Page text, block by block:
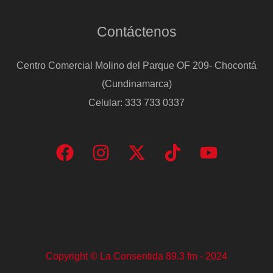
Contáctenos
Centro Comercial Molino del Parque OF 209- Chocontá
(Cundinamarca)
Celular: 333 733 0337
Copyright © La Consentida 89.3 fm - 2024